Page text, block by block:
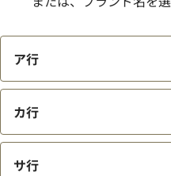
ア行
カ行
サ行